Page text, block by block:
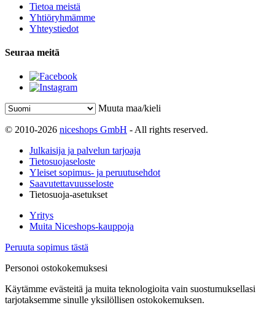
Tietoa meistä
Yhtiöryhmämme
Yhteystiedot
Seuraa meitä
Muuta maa/kieli
© 2010-2026 niceshops GmbH - All rights reserved.
Julkaisija ja palvelun tarjoaja
Tietosuojaseloste
Yleiset sopimus- ja peruutusehdot
Saavutettavuusseloste
Tietosuoja-asetukset
Yritys
Muita Niceshops-kauppoja
Peruuta sopimus tästä
Personoi ostokokemuksesi
Käytämme evästeitä ja muita teknologioita vain suostumuksellasi
tarjotaksemme sinulle yksilöllisen ostokokemuksen.